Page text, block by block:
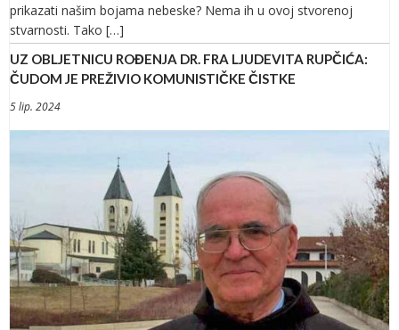
prikazati našim bojama nebeske? Nema ih u ovoj stvorenoj
stvarnosti. Tako […]
UZ OBLJETNICU ROĐENJA DR. FRA LJUDEVITA RUPČIĆA:
ČUDOM JE PREŽIVIO KOMUNISTIČKE ČISTKE
5 lip. 2024